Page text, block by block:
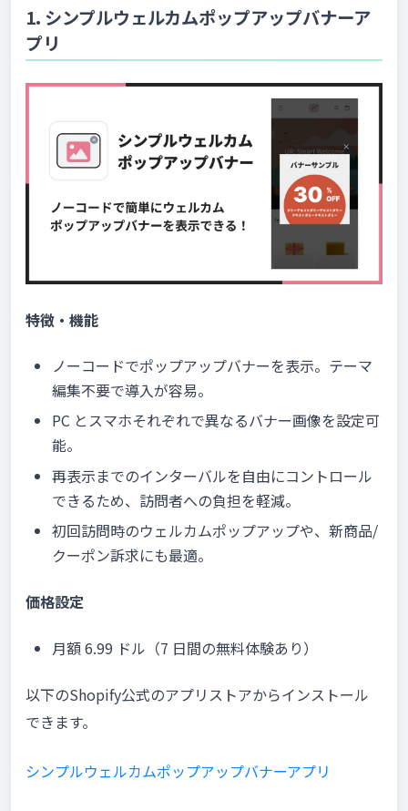
1. シンプルウェルカムポップアップバナーア
プリ
特徴・機能
ノーコードでポップアップバナーを表示。テーマ
編集不要で導入が容易。
PC とスマホそれぞれで異なるバナー画像を設定可
能。
再表示までのインターバルを自由にコントロール
できるため、訪問者への負担を軽減。
初回訪問時のウェルカムポップアップや、新商品/
クーポン訴求にも最適。
価格設定
月額 6.99 ドル（7 日間の無料体験あり）
以下のShopify公式のアプリストアからインストール
できます。
シンプルウェルカムポップアップバナーアプリ